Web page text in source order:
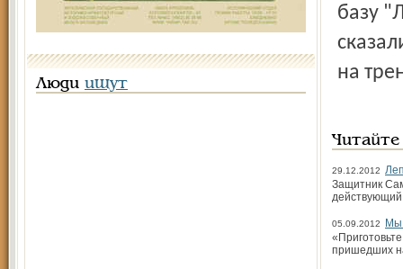
Люди ищут
базу
на
29.12.2012
Защитник
действующий
05.09.2012
Мы
пришедших